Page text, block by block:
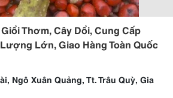
Thơm, Cây Dổi, Cung Cấp
Lớn, Giao Hàng Toàn Quốc
Ngô Xuân Quảng, Tt. Trâu Quỳ, Gia